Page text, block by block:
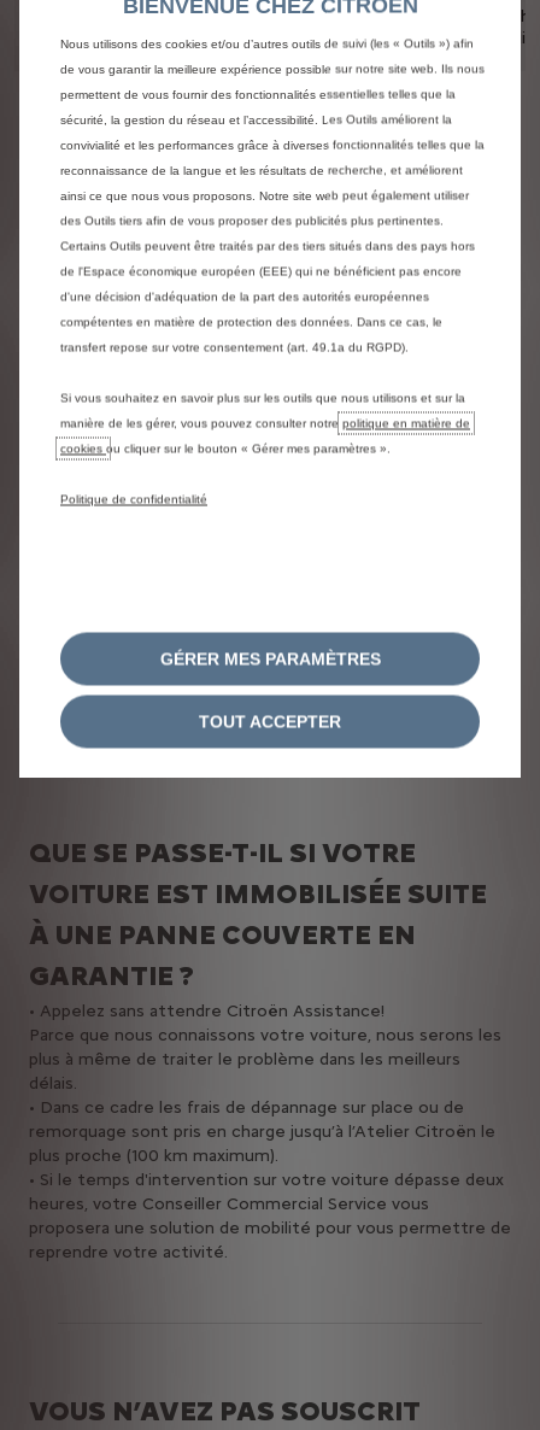
• Sans limite
kilométrage
et utilitaire)
GARANTIE SANS SOUCIS
OÙ TROUVER LE DÉTAIL DES
GARANTIES ?
Elles sont répertoriées dans le carnet d’entretien et de
garanties qui vous a été remis lors de l’achat de votre
véhicule.
GARANTIE?
Seul le diagnostic d'un réparateur agréé Citroën permettra
de savoir si le défaut constaté peut être pris en charge au
titre de la garantie commerciale Citroën.
QUE SE PASSE-T-IL SI VOTRE
VOITURE EST IMMOBILISÉE SUITE
À UNE PANNE COUVERTE EN
GARANTIE ?
• Appelez sans attendre Citroën Assistance!
Parce que nous connaissons votre voiture, nous serons les
plus à même de traiter le problème dans les meilleurs
délais.
• Dans ce cadre les frais de dépannage sur place ou de
remorquage sont pris en charge jusqu’à l’Atelier Citroën le
plus proche (100 km maximum).
• Si le temps d'intervention sur votre voiture dépasse deux
heures, votre Conseiller Commercial Service vous
proposera une solution de mobilité pour vous permettre de
reprendre votre activité.
VOUS N’AVEZ PAS SOUSCRIT
BIENVENUE CHEZ CITROEN
Nous utilisons des cookies et/ou d’autres outils de suivi (les « Outils ») afin
de vous garantir la meilleure expérience possible sur notre site web. Ils nous
permettent de vous fournir des fonctionnalités essentielles telles que la
sécurité, la gestion du réseau et l’accessibilité. Les Outils améliorent la
convivialité et les performances grâce à diverses fonctionnalités telles que la
reconnaissance de la langue et les résultats de recherche, et améliorent
ainsi ce que nous vous proposons. Notre site web peut également utiliser
des Outils tiers afin de vous proposer des publicités plus pertinentes.
Certains Outils peuvent être traités par des tiers situés dans des pays hors
de l'Espace économique européen (EEE) qui ne bénéficient pas encore
d'une décision d'adéquation de la part des autorités européennes
compétentes en matière de protection des données. Dans ce cas, le
transfert repose sur votre consentement (art. 49.1a du RGPD).
Si vous souhaitez en savoir plus sur les outils que nous utilisons et sur la
manière de les gérer, vous pouvez consulter notre politique en matière de
cookies ou cliquer sur le bouton « Gérer mes paramètres ».
Politique de confidentialité
GÉRER MES PARAMÈTRES
TOUT ACCEPTER